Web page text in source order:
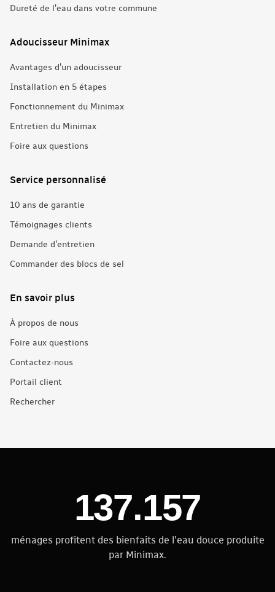
Dureté de l'eau dans votre commune
Adoucisseur Minimax
Avantages d'un adoucisseur
Installation en 5 étapes
Fonctionnement du Minimax
Entretien du Minimax
Foire aux questions
Service personnalisé
10 ans de garantie
Témoignages clients
Demande d'entretien
Commander des blocs de sel
En savoir plus
À propos de nous
Foire aux questions
Contactez-nous
Portail client
Rechercher
137.157
ménages profitent des bienfaits de l'eau douce produite
par Minimax.